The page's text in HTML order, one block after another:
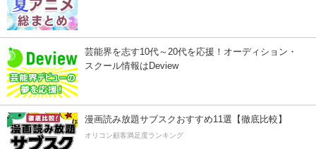
芸能界を志す10代～20代を応援！オーディション・
スクール情報はDeview
漫画読み放題サブスクおすすめ11選【徹底比較】
オリコン顧客満足度ランキング